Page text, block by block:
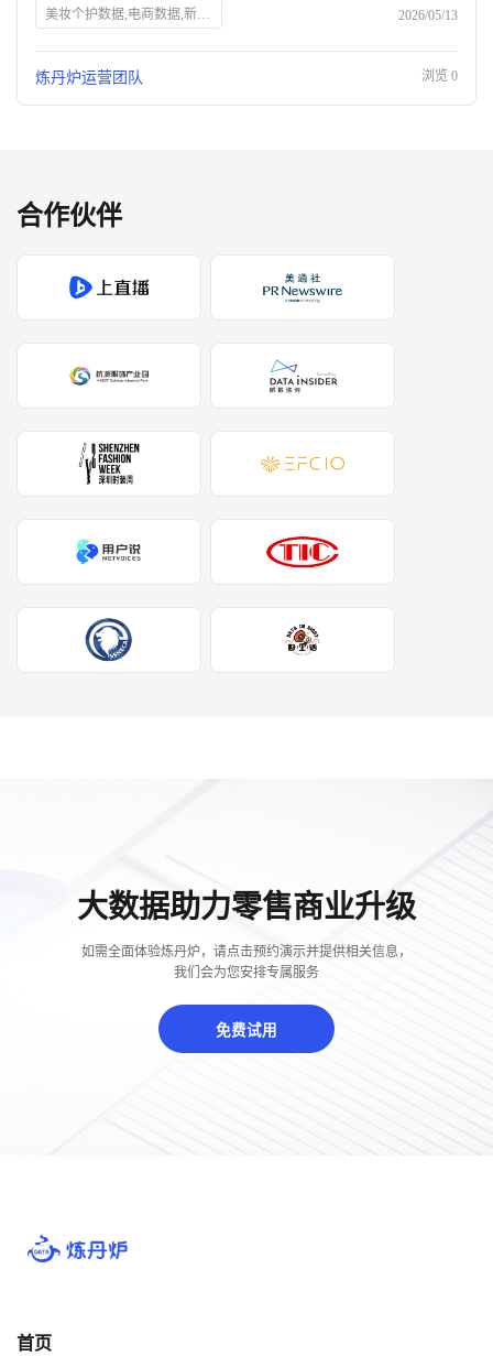
美妆个护数据,电商数据,新品策略 2026/05/13
炼丹炉运营团队 浏览 0
合作伙伴
大数据助力零售商业升级
如需全面体验炼丹炉，请点击预约演示并提供相关信息，
我们会为您安排专属服务
免费试用
首页